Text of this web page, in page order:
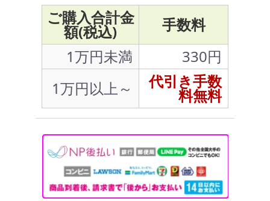
ご購入合計金
額(税込)
手数料
1万円未満
330円
1万円以上～
代引き手数
料無料